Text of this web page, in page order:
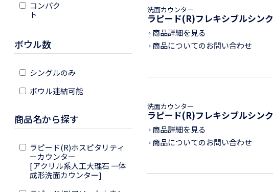
コンパク
ト
ボウル数
シングルのみ
ボウル連結可能
商品名から探す
ラピード(R)ホスピタリティ
ーカウンター
[アクリル系人工大理石 一体
成形洗面カウンター]
洗面カウンター
ラピード(R)フレキシブルシンク
keyboard_arrow_right 商品詳細を見る
keyboard_arrow_right 商品についてのお問い合わせ
洗面カウンター
ラピード(R)フレキシブルシンク
keyboard_arrow_right 商品詳細を見る
keyboard_arrow_right 商品についてのお問い合わせ